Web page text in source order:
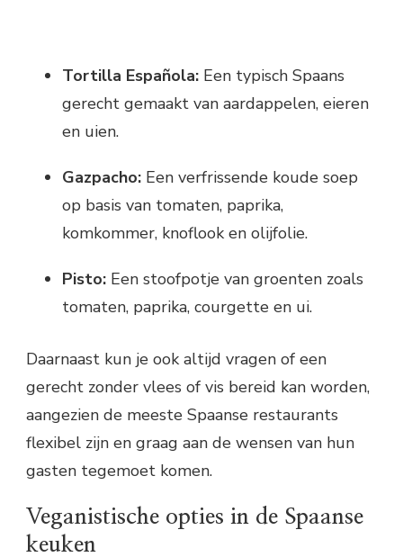
Tortilla Española: Een typisch Spaans
gerecht gemaakt van aardappelen, eieren
en uien.
Gazpacho: Een verfrissende koude soep
op basis van tomaten, paprika,
komkommer, knoflook en olijfolie.
Pisto: Een stoofpotje van groenten zoals
tomaten, paprika, courgette en ui.
Daarnaast kun je ook altijd vragen of een
gerecht zonder vlees of vis bereid kan worden,
aangezien de meeste Spaanse restaurants
flexibel zijn en graag aan de wensen van hun
gasten tegemoet komen.
Veganistische opties in de Spaanse
keuken